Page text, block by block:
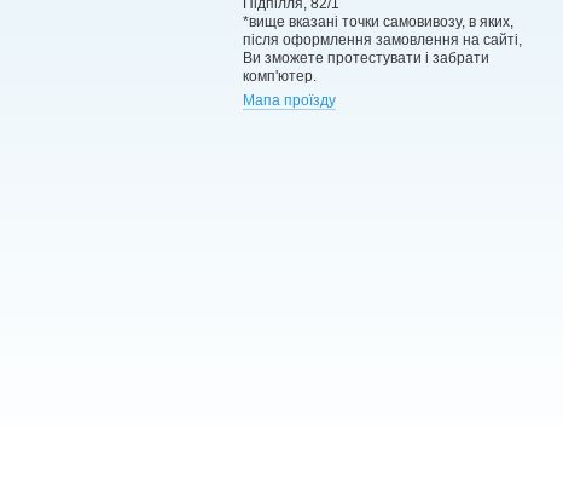
*вище вказані точки самовивозу, в яких,
після оформлення замовлення на сайті,
Ви зможете протестувати і забрати
комп'ютер.
Мапа проїзду